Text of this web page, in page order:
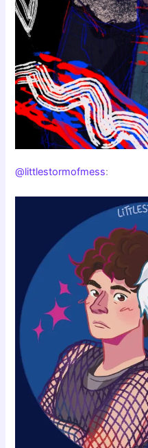
@littlestormofmess: